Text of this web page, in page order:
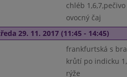
chléb 1,6,7,pečivo
ovocný čaj
29. 11. 2017 (11:45 - 14:45)
frankfurtská s
krůtí po indicku
rýže